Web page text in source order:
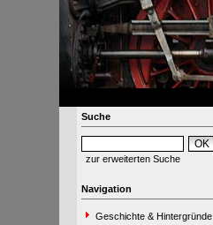
Suche
zur erweiterten Suche
Navigation
Geschichte & Hintergründe